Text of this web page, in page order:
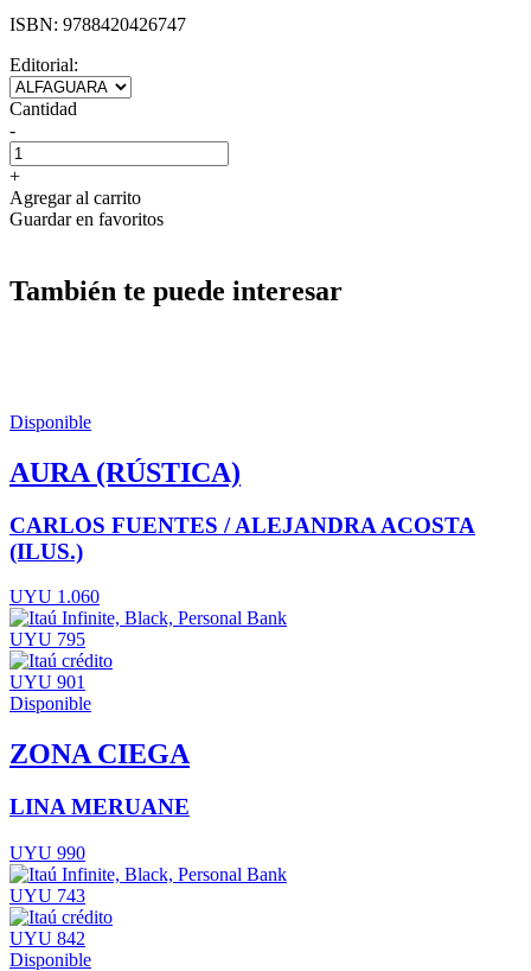
ISBN: 9788420426747
Editorial:
Cantidad
-
+
Agregar al carrito
Guardar en favoritos
También te puede interesar
Disponible
AURA (RÚSTICA)
CARLOS FUENTES / ALEJANDRA ACOSTA
(ILUS.)
UYU 1.060
UYU 795
UYU 901
Disponible
ZONA CIEGA
LINA MERUANE
UYU 990
UYU 743
UYU 842
Disponible